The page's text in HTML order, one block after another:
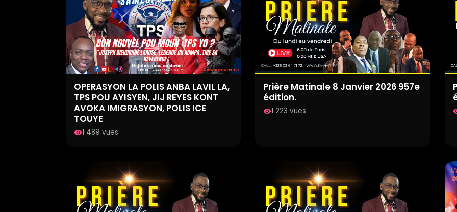
OPERASYON LA POLIS ANBA LAVIL LA,
TPS POU AYISYEN, JIJ REYES KONT
AVOKA IMIGRASYON, POLIS ICE
TOUYE
visibility1 489 vues
Prière Matinale 8 Janvier 2026 957e
édition.
visibility1 223 vues